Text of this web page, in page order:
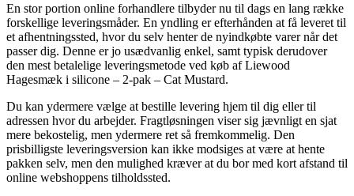
En stor portion online forhandlere tilbyder nu til dags en lang række
forskellige leveringsmåder. En yndling er efterhånden at få leveret til
et afhentningssted, hvor du selv henter de nyindkøbte varer når det
passer dig. Denne er jo usædvanlig enkel, samt typisk derudover
den mest betalelige leveringsmetode ved køb af Liewood
Hagesmæk i silicone – 2-pak – Cat Mustard.
Du kan ydermere vælge at bestille levering hjem til dig eller til
adressen hvor du arbejder. Fragtløsningen viser sig jævnligt en sjat
mere bekostelig, men ydermere ret så fremkommelig. Den
prisbilligste leveringsversion kan ikke modsiges at være at hente
pakken selv, men den mulighed kræver at du bor med kort afstand til
online webshoppens tilholdssted.